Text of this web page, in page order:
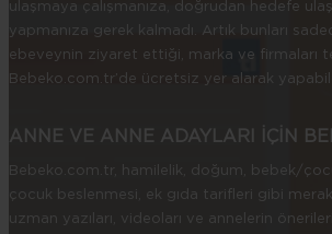
ulaşmaya çalışmanıza, doğrudan hedefe
yapmanıza gerek kalmadı. Artık bunları
ebeveynin ziyaret ettiği, marka ve firmaları
Bebeko.com.tr’de ücretsiz yer alarak
ANNE VE ANNE ADAYLARI İÇİN
Bebeko.com.tr, hamilelik, doğum, bebek/
çocuk beslenmesi, ek gıda tarifleri gibi
uzman yazıları, videoları ve annelerin